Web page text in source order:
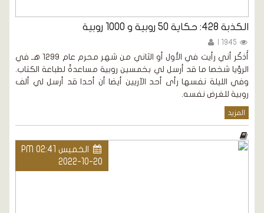
الكذبة 428: حكاية 50 روبية و 1000 روبية
أَذكُر أني رأيت في الأول أو الثاني من شهر محرم عام 1299 هـ في
الرؤيا شخصا ما قد أرسل لي بخمسين روبية مساعدةً لطباعة الكتاب.
وفي الليلة نفسها رأى أحد الآريين أيضا أن أحدا قد أرسل لي ألف
روبية للغرض نفسه.
المزيد
الخميس PM 02:41
2022-10-20